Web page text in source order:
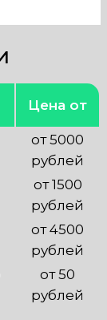
Цена от
от 5000
рублей
от 1500
рублей
от 4500
рублей
от 50
рублей